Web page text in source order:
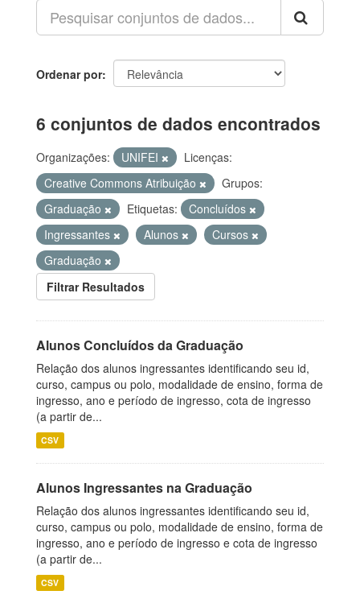
Ordenar por
6 conjuntos de dados encontrados
Organizações: UNIFEI
Licenças:
Creative Commons Atribuição
Grupos:
Graduação
Etiquetas:
Concluídos
Ingressantes
Alunos
Cursos
Graduação
Filtrar Resultados
Alunos Concluídos da Graduação
Relação dos alunos ingressantes identificando seu id,
curso, campus ou polo, modalidade de ensino, forma de
ingresso, ano e período de ingresso, cota de ingresso
(a partir de...
CSV
Alunos Ingressantes na Graduação
Relação dos alunos ingressantes identificando seu id,
curso, campus ou polo, modalidade de ensino, forma de
ingresso, ano e período de ingresso e cota de ingresso
(a partir de...
CSV